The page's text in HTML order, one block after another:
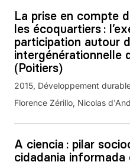
La prise en compte
les écoquartiers :
participation autour
intergénérationnelle
(Poitiers)
2015 Développement
Florence Zérillo, Nicolas
A ciencia : pilar
cidadania informada